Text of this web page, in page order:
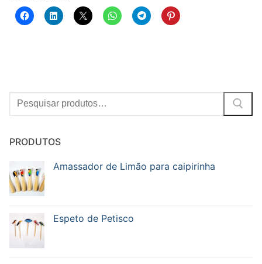
Procurar:
PRODUTOS
Amassador de Limão para caipirinha
Espeto de Petisco